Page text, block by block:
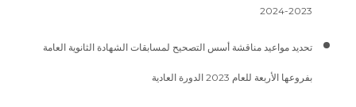
2023-2024
تحديد مواعيد مناقشة أسس التصحيح لمسابقات الشهادة الثانوية العامة
بفروعها الأربعة للعام 2023 الدورة العادية